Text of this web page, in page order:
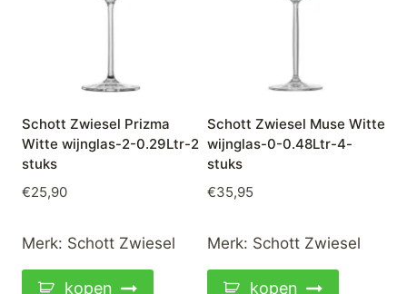
Schott Zwiesel Prizma
Witte wijnglas-2-0.29Ltr-2
stuks
€25,90
Merk: Schott Zwiesel
kopen
Schott Zwiesel Muse Witte
wijnglas-0-0.48Ltr-4-
stuks
€35,95
Merk: Schott Zwiesel
kopen